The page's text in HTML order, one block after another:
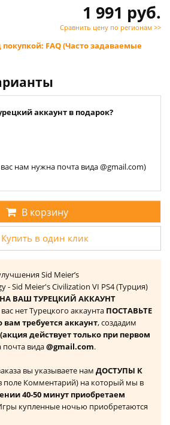
1 991 руб.
Сравнить цену по регионам >>
FAQ (Часто задаваемые
аккаунт в подарок?
вас нам нужна почта вида @gmail.com)
В корзину
Купить в один клик
Sid Meier’s
- Sid Meier's Civilization VI PS4 (Турция)
НА ВАШ ТУРЕЦКИЙ АККАУНТ
нет Турецкого аккаунта ПОСТАВЬТЕ
требуется аккаунт, создадим
(акция действует только при первом
почта вида@gmail.com.
вы указываете нам ДОСТУПЫ К
поле Комментарий) на который мы в
40-50 минут приобретаем
купленные ночью приобретаются